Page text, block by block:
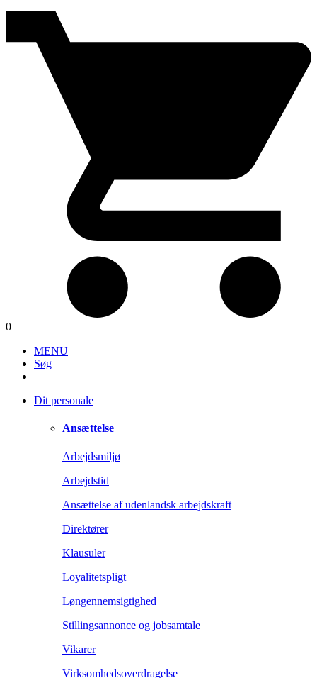
0
MENU
Søg
Dit personale
Ansættelse
Arbejdsmiljø
Arbejdstid
Ansættelse af udenlandsk arbejdskraft
Direktører
Klausuler
Loyalitetspligt
Løngennemsigtighed
Stillingsannonce og jobsamtale
Vikarer
Virksomhedsoverdragelse